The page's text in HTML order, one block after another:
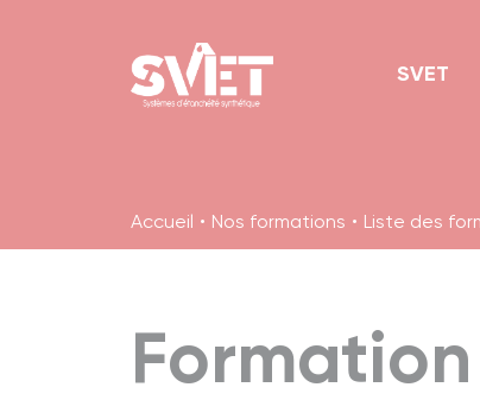
SVET
Accueil Nos formations Liste des